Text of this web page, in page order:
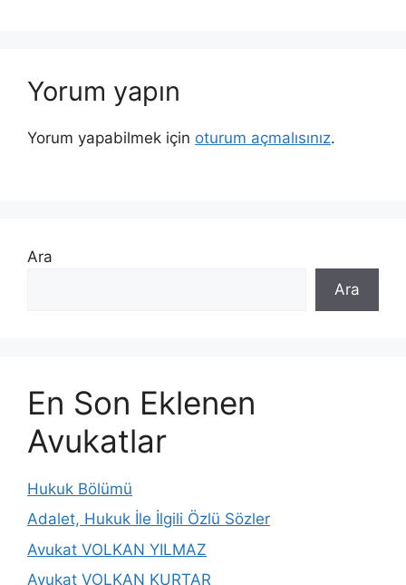
Yorum yapın
Yorum yapabilmek için oturum açmalısınız.
Ara
Ara
En Son Eklenen
Avukatlar
Hukuk Bölümü
Adalet, Hukuk İle İlgili Özlü Sözler
Avukat VOLKAN YILMAZ
Avukat VOLKAN KURTAR